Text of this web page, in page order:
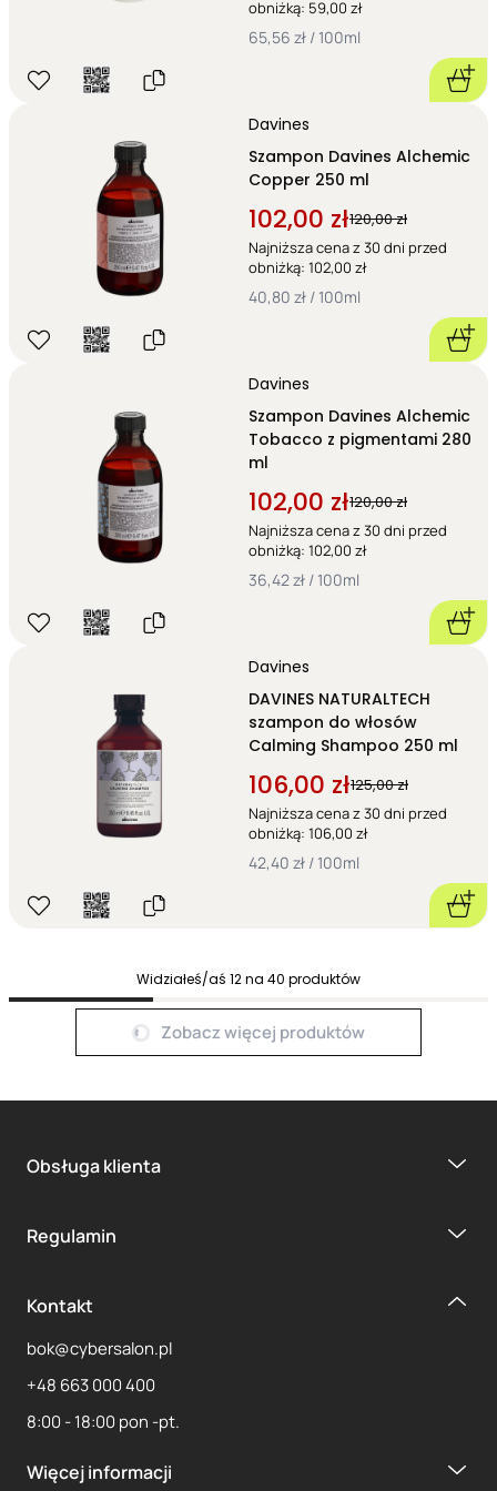
obniżką: 59,00 zł
65,56 zł / 100ml
Davines
Szampon Davines Alchemic
Copper 250 ml
102,00 zł120,00 zł
Najniższa cena z 30 dni przed
obniżką: 102,00 zł
40,80 zł / 100ml
Davines
Szampon Davines Alchemic
Tobacco z pigmentami 280
ml
102,00 zł120,00 zł
Najniższa cena z 30 dni przed
obniżką: 102,00 zł
36,42 zł / 100ml
Davines
DAVINES NATURALTECH
szampon do włosów
Calming Shampoo 250 ml
106,00 zł125,00 zł
Najniższa cena z 30 dni przed
obniżką: 106,00 zł
42,40 zł / 100ml
Widziałeś/aś 12na 40 produktów
Zobacz więcej produktów
Next page
Obsługa klienta
Regulamin
Kontakt
bok@cybersalon.pl
+48 663 000 400
8:00 - 18:00 pon -pt.
Więcej informacji